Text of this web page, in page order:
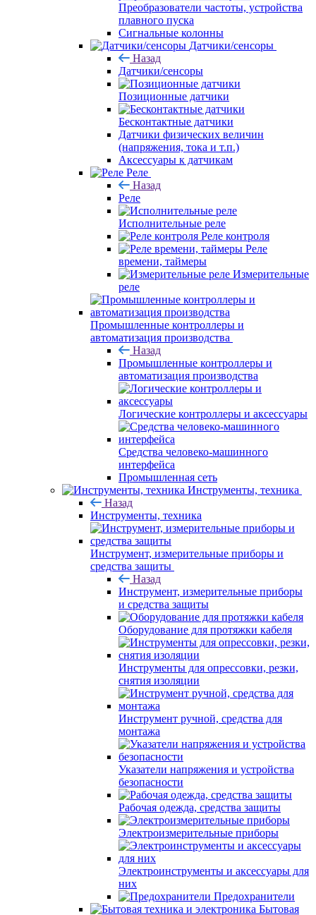
Преобразователи частоты, устройства
плавного пуска
Сигнальные колонны
Датчики/сенсоры
Назад
Датчики/сенсоры
Позиционные датчики
Бесконтактные датчики
Датчики физических величин
(напряжения, тока и т.п.)
Аксессуары к датчикам
Реле
Назад
Реле
Исполнительные реле
Реле контроля
Реле
времени, таймеры
Измерительные
реле
Промышленные контроллеры и
автоматизация производства
Назад
Промышленные контроллеры и
автоматизация производства
Логические контроллеры и аксессуары
Средства человеко-машинного
интерфейса
Промышленная сеть
Инструменты, техника
Назад
Инструменты, техника
Инструмент, измерительные приборы и
средства защиты
Назад
Инструмент, измерительные приборы
и средства защиты
Оборудование для протяжки кабеля
Инструменты для опрессовки, резки,
снятия изоляции
Инструмент ручной, средства для
монтажа
Указатели напряжения и устройства
безопасности
Рабочая одежда, средства защиты
Электроизмерительные приборы
Электроинструменты и аксессуары для
них
Предохранители
Бытовая